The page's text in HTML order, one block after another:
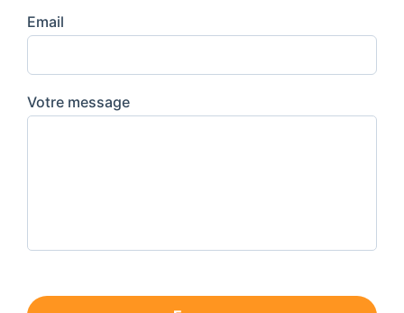
Email
Votre message